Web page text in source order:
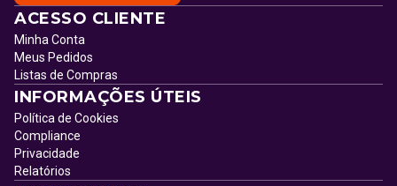
ACESSO CLIENTE
Minha Conta
Meus Pedidos
Listas de Compras
INFORMAÇÕES ÚTEIS
Política de Cookies
Compliance
Privacidade
Relatórios